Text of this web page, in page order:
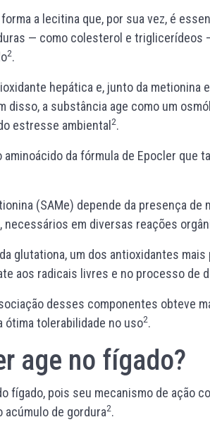
a lecitina que, por sua vez, é
— como colesterol e triglicerídeos
2.
hepática e, junto da metionina
disso, a substância age como um
estresse ambiental 2.
aminoácido da fórmula de Epocler que
(SAMe) depende da presença
em diversas reações
glutationa, um dos antioxidantes
aos radicais livres e no processo de
desses componentes obteve
ótima tolerabilidade no uso2.
age no fígado?
fígado, pois seu mecanismo de ação
de gordura2.